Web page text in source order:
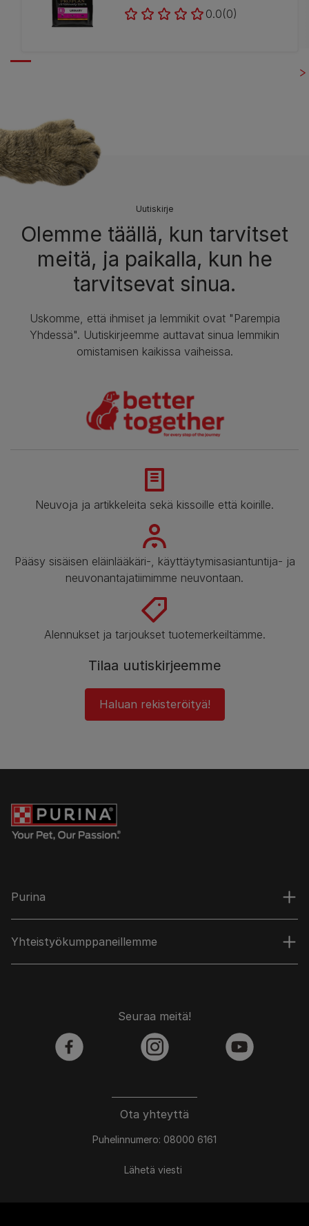
0.0(0)
Uutiskirje
Olemme täällä, kun tarvitset
meitä, ja paikalla, kun he
tarvitsevat sinua.
Uskomme, että ihmiset ja lemmikit ovat "Parempia
Yhdessä". Uutiskirjeemme auttavat sinua lemmikin
omistamisen kaikissa vaiheissa.
Neuvoja ja artikkeleita sekä kissoille että koirille.
Pääsy sisäisen eläinlääkäri-, käyttäytymisasiantuntija- ja
neuvonantajatiimimme neuvontaan.
Alennukset ja tarjoukset tuotemerkeiltämme.
Tilaa uutiskirjeemme
Haluan rekisteröityä!
Purina
Yhteistyökumppaneillemme
Ota yhteyttä
Puhelinnumero: 08000 6161
Lähetä viesti
Seuraa meitä!
facebook instagram youtube